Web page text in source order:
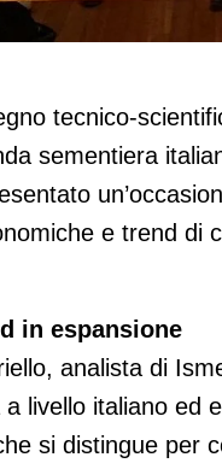
per la
tecnico-
sementiera
e trend di
in espansione
analista di
livello italiano ed
si distingue per